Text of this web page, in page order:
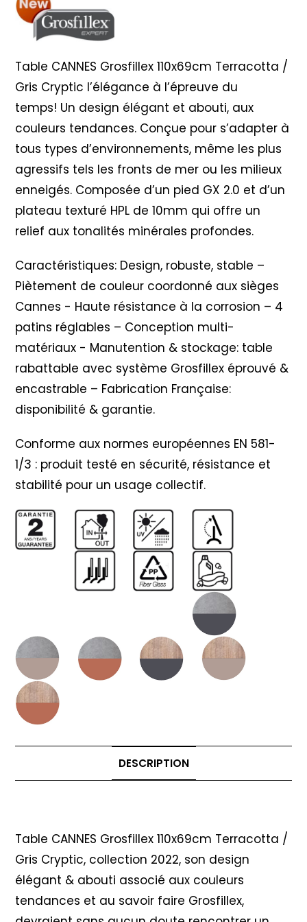
Cryptic
Table CANNES Grosfillex 110x69cm Terracotta /
Gris Cryptic l’élégance à l’épreuve du
temps! Un design élégant et abouti, aux
couleurs tendances. Conçue pour s’adapter à
tous types d’environnements, même les plus
agressifs tels les fronts de mer ou les milieux
enneigés. Composée d’un pied GX 2.0 et d’un
plateau texturé HPL de 10mm qui offre un
relief aux tonalités minérales profondes.
Caractéristiques: Design, robuste, stable –
Piètement de couleur coordonné aux sièges
Cannes - Haute résistance à la corrosion – 4
patins réglables – Conception multi-
matériaux - Manutention & stockage: table
rabattable avec système Grosfillex éprouvé &
encastrable – Fabrication Française:
disponibilité & garantie.
Conforme aux normes européennes EN 581-
1/3 : produit testé en sécurité, résistance et
stabilité pour un usage collectif.
DESCRIPTION
Table CANNES Grosfillex 110x69cm Terracotta /
Gris Cryptic, collection 2022, son design
élégant & abouti associé aux couleurs
tendances et au savoir faire Grosfillex,